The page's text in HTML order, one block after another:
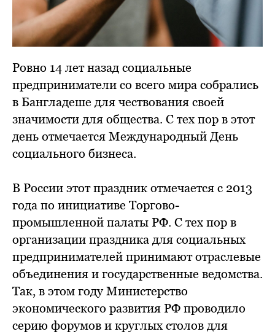
Ровно 14 лет назад социальные
предприниматели со всего мира собрались
в Бангладеше для чествования своей
значимости для общества. С тех пор в этот
день отмечается Международный День
социального бизнеса.
В России этот праздник отмечается с 2013
года по инициативе Торгово-
промышленной палаты РФ. С тех пор в
организации праздника для социальных
предпринимателей принимают отраслевые
объединения и государственные ведомства.
Так, в этом году Министерство
экономического развития РФ проводило
серию форумов и круглых столов для